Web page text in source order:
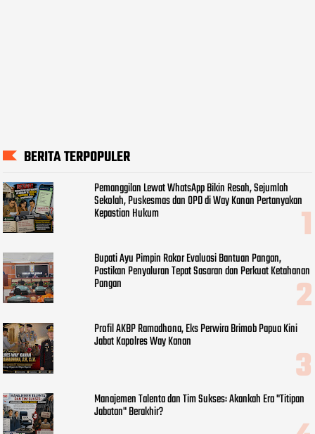
BERITA TERPOPULER
Pemanggilan Lewat WhatsApp Bikin Resah, Sejumlah
Sekolah, Puskesmas dan OPD di Way Kanan Pertanyakan
Kepastian Hukum
Bupati Ayu Pimpin Rakor Evaluasi Bantuan Pangan,
Pastikan Penyaluran Tepat Sasaran dan Perkuat Ketahanan
Pangan
Profil AKBP Ramadhona, Eks Perwira Brimob Papua Kini
Jabat Kapolres Way Kanan
Manajemen Talenta dan Tim Sukses: Akankah Era "Titipan
Jabatan" Berakhir?